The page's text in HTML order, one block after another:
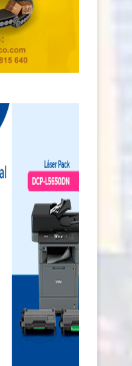
22 junio, 2026